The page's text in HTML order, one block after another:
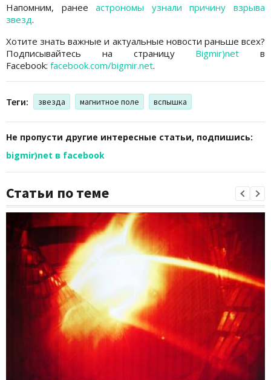
Напомним, ранееастрономы узнали причину взрыва
звезд.
Хотите знать важные и актуальные новости раньше всех?
Подписывайтесь на страницу Bigmir)net в
Facebook: facebook.com/bigmir.net.
Теги: звезда магнитное поле вспышка
Не пропусти другие интересные статьи, подпишись:
bigmir)net в facebook
Статьи по теме